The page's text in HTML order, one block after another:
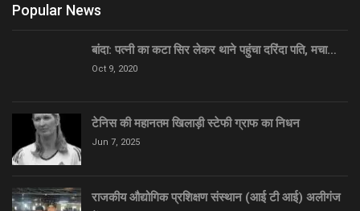
Popular News
बांदा: पत्नी का कटा सिर लेकर थाने पहुंचा दरिंदा पति, मचा…
Oct 9, 2020
टेनिस की महानतम खिलाड़ी स्टेफी ग्राफ का निधन
Jun 7, 2025
राजकीय औद्योगिक प्रशिक्षण संस्थान (आई टी आई) अलीगंज